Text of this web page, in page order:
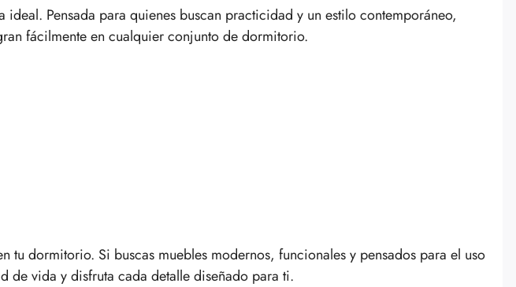
ideal. Pensada para quienes buscan practicidad y un estilo contemporáneo,
fácilmente en cualquier conjunto de dormitorio.
dormitorio. Si buscas muebles modernos, funcionales y pensados para el uso
de vida y disfruta cada detalle diseñado para ti.